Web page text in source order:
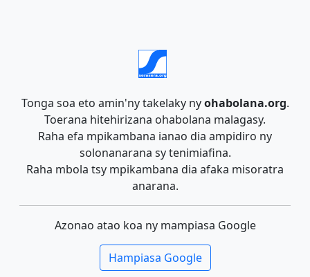
Tonga soa eto amin'ny takelaky nyohabolana.org.
Toerana hitehirizana ohabolana malagasy.
Raha efa mpikambana ianao dia ampidiro ny
solonanarana sy tenimiafina.
Raha mbola tsy mpikambana dia afaka misoratra
anarana.
Azonao atao koa ny mampiasa Google
Hampiasa Google